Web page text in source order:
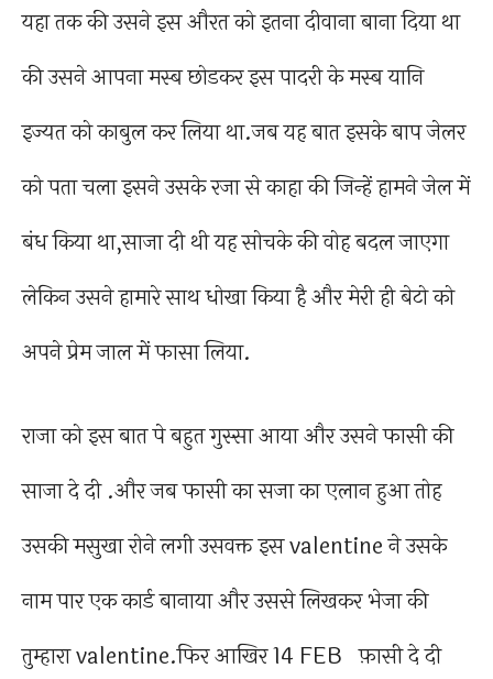
यहा तक की उसने इस औरत को इतना दीवाना बाना दिया था
की उसने आपना मस्ब छोडकर इस पादरी के मस्ब यानि
इज्यत को काबुल कर लिया था.जब यह बात इसके बाप जेलर
को पता चला इसने उसके रजा से काहा की जिन्हें हामने जेल में
बंध किया था,साजा दी थी यह सोचके की वोह बदल जाएगा
लेकिन उसने हामारे साथ धोखा किया है और मेरी ही बेटो को
अपने प्रेम जाल में फासा लिया.
राजा को इस बात पे बहुत गुस्सा आया और उसने फासी की
साजा दे दी .और जब फासी का सजा का एलान हुआ तोह
उसकी मसुखा रोने लगी उसवक्त इस valentine ने उसके
नाम पार एक कार्ड बानाया और उससे लिखकर भेजा की
तुम्हारा valentine.फिर आखिर 14 FEB फ़ासी दे दी